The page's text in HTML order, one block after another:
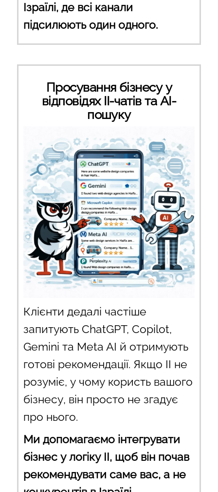
Ізраїлі, де всі канали
підсилюють один одного.
Просування бізнесу у
відповідях ІІ-чатів та AI-
пошуку
Клієнти дедалі частіше
запитують ChatGPT, Copilot,
Gemini та Meta AI й отримують
готові рекомендації. Якщо ІІ не
розуміє, у чому користь вашого
бізнесу, він просто не згадує
про нього.
Ми допомагаємо інтегрувати
бізнес у логіку ІІ, щоб він почав
рекомендувати саме вас, а не